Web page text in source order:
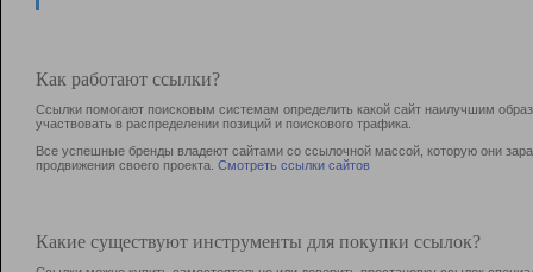
Как работают ссылки?
Ссылки помогают поисковым системам определить какой сайт наилучшим
участвовать в раcпределении позиций и поискового трафика.
Все успешные бренды владеют сайтами со ссылочной массой, которую они
продвижения своего проекта. Смотреть ссылки сайтов
Какие существуют инструменты для покупки ссылок?